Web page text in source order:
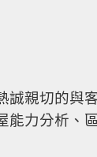
親切的與
力分析、